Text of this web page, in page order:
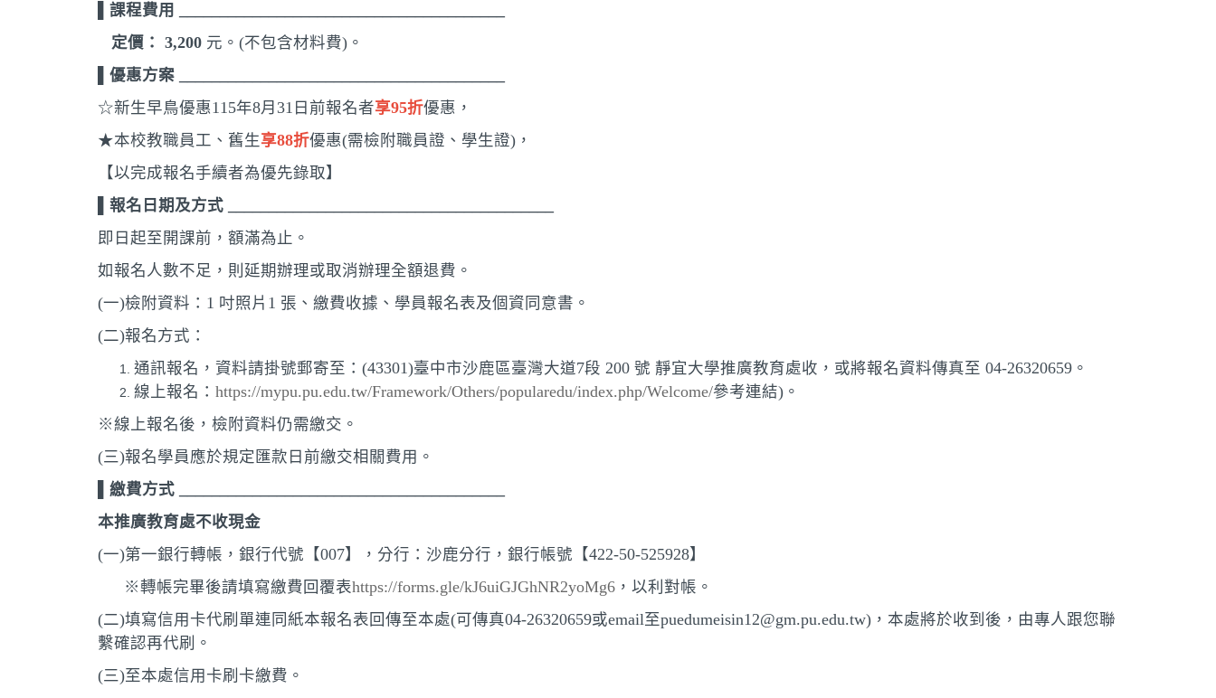
▌課程費用 ________________________________________
定價： 3,200 元。(不包含材料費)。
▌優惠方案 ________________________________________
☆新生早鳥優惠115年8月31日前報名者享95折優惠，
★本校教職員工、舊生享88折優惠(需檢附職員證、學生證)，
【以完成報名手續者為優先錄取】
▌報名日期及方式 ________________________________________
即日起至開課前，額滿為止。
如報名人數不足，則延期辦理或取消辦理全額退費。
(一)檢附資料：1 吋照片1 張、繳費收據、學員報名表及個資同意書。
(二)報名方式：
通訊報名，資料請掛號郵寄至：(43301)臺中市沙鹿區臺灣大道7段 200 號 靜宜大學推廣教育處收，或將報名資料傳真至 04-26320659。
線上報名： https://mypu.pu.edu.tw/Framework/Others/popularedu/index.php/Welcome/參考連結)。
※線上報名後，檢附資料仍需繳交。
(三)報名學員應於規定匯款日前繳交相關費用。
▌繳費方式 ________________________________________
本推廣教育處不收現金
(一)第一銀行轉帳，銀行代號【007】，分行：沙鹿分行，銀行帳號【422-50-525928】
※轉帳完畢後請填寫繳費回覆表https://forms.gle/kJ6uiGJGhNR2yoMg6 ，以利對帳。
(二)填寫信用卡代刷單連同紙本報名表回傳至本處(可傳真04-26320659或email至puedumeisin12@gm.pu.edu.tw)，本處將於收到後，由專人跟您聯
繫確認再代刷。
(三)至本處信用卡刷卡繳費。